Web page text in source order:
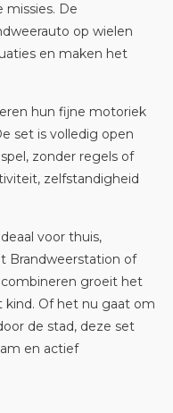
missies. De
op wielen
en maken het
hun fijne motoriek
set is volledig open
zonder regels of
zelfstandigheid
voor thuis,
Brandweerstation of
combineren groeit het
kind. Of het nu gaat om
de stad, deze set
en actief